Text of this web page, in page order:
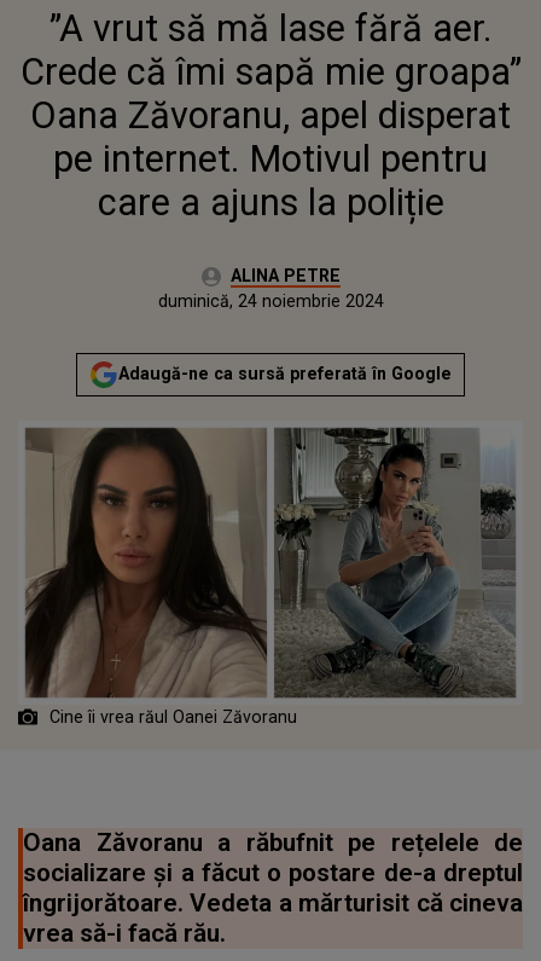
CREDE CĂ ÎMI SAPĂ MIE
GROAPA” OANA ZĂVORANU,
APEL DISPERAT PE INTERNET.
MOTIVUL PENTRU CARE A
AJUNS LA POLIȚIE
”A vrut să mă lase fără aer.
Crede că îmi sapă mie groapa”
Oana Zăvoranu, apel disperat
pe internet. Motivul pentru
care a ajuns la poliție
Autor:ALINA PETRE
vineri, 24 noiembrie 2023
Actualizat:
duminică, 24 noiembrie 2024
Adaugă-ne ca sursă preferată în Google
Cine îi vrea răul Oanei Zăvoranu
Oana Zăvoranu a răbufnit pe rețelele de
socializare și a făcut o postare de-a dreptul
îngrijorătoare. Vedeta a mărturisit că cineva
vrea să-i facă rău.